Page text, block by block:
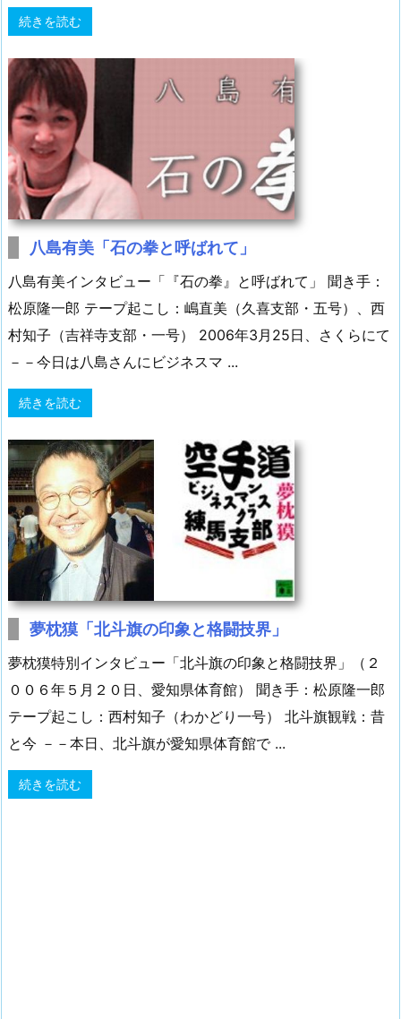
続きを読む
八島有美「石の拳と呼ばれて」
八島有美インタビュー「『石の拳』と呼ばれて」 聞き手：
松原隆一郎 テープ起こし：嶋直美（久喜支部・五号）、西
村知子（吉祥寺支部・一号） 2006年3月25日、さくらにて
－－今日は八島さんにビジネスマ ...
続きを読む
夢枕獏「北斗旗の印象と格闘技界」
夢枕獏特別インタビュー「北斗旗の印象と格闘技界」（２
００６年５月２０日、愛知県体育館） 聞き手：松原隆一郎
テープ起こし：西村知子（わかどり一号） 北斗旗観戦：昔
と今 －－本日、北斗旗が愛知県体育館で ...
続きを読む